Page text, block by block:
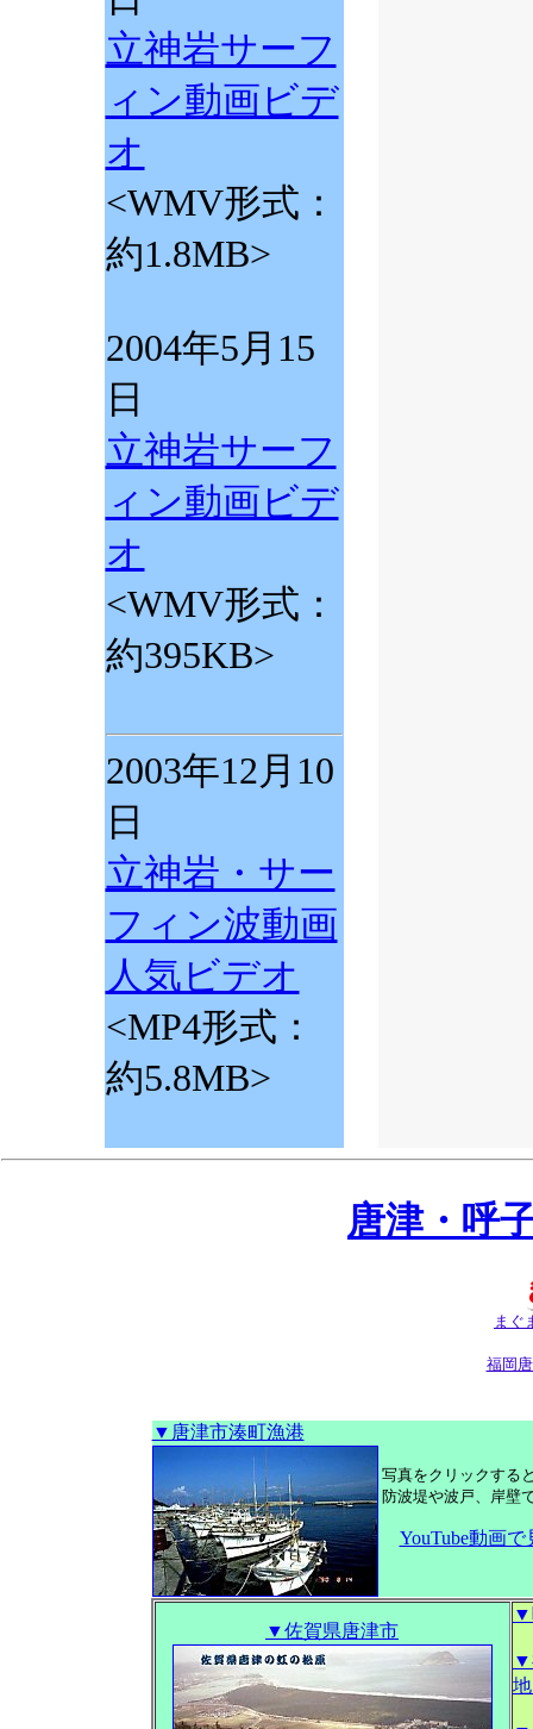
立神岩サーフ
ィン動画ビデ
オ
<WMV形式：
約1.8MB>
2004年5月15
日
立神岩サーフ
ィン動画ビデ
オ
<WMV形式：
約395KB>
2003年12月10
日
立神岩・サー
フィン波動画
人気ビデオ
<MP4形式：
約5.8MB>
唐津・呼
まぐ
福岡
▼唐津市湊町漁港
写真をクリックする
防波堤や波戸、岸壁
YouTube動画
▼佐賀県唐津市
▼
▼